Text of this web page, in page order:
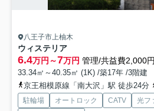
八王子市上柚木
ウィステリア
6.4万円～7万円 管理/共益費2,000円
33.34㎡～40.35㎡ (1K) /築17年 /3階建
京王相模原線「南大沢」駅 徒歩24分
駐輪場 オートロック CATV 光フ